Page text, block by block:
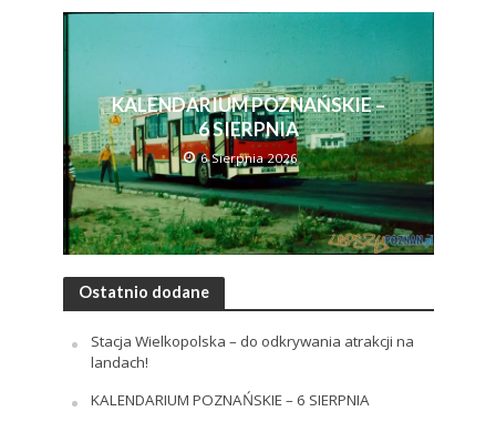
KALENDARIUM POZNAŃSKIE –
6 SIERPNIA
6 Sierpnia 2026
Ostatnio dodane
Stacja Wielkopolska – do odkrywania atrakcji na
landach!
KALENDARIUM POZNAŃSKIE – 6 SIERPNIA